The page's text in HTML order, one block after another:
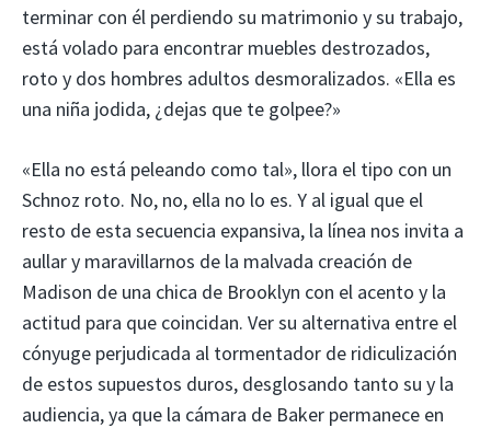
terminar con él perdiendo su matrimonio y su trabajo,
está volado para encontrar muebles destrozados,
roto y dos hombres adultos desmoralizados. «Ella es
una niña jodida, ¿dejas que te golpee?»
«Ella no está peleando como tal», llora el tipo con un
Schnoz roto. No, no, ella no lo es. Y al igual que el
resto de esta secuencia expansiva, la línea nos invita a
aullar y maravillarnos de la malvada creación de
Madison de una chica de Brooklyn con el acento y la
actitud para que coincidan. Ver su alternativa entre el
cónyuge perjudicada al tormentador de ridiculización
de estos supuestos duros, desglosando tanto su y la
audiencia, ya que la cámara de Baker permanece en